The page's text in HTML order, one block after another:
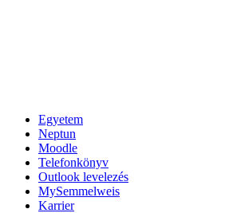
Egyetem
Neptun
Moodle
Telefonkönyv
Outlook levelezés
MySemmelweis
Karrier